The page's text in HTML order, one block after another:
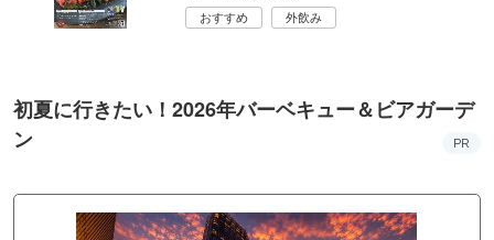
おすすめ 外飲み
初夏に行きたい！2026年バーベキュー＆ビアガーデ
ン
PR